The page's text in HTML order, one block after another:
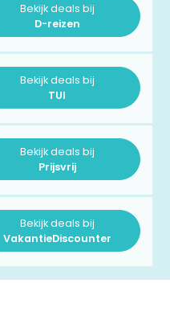
Bekijk deals bij
D-reizen
Bekijk deals bij
TUI
Bekijk deals bij
Prijsvrij
Bekijk deals bij
VakantieDiscounter